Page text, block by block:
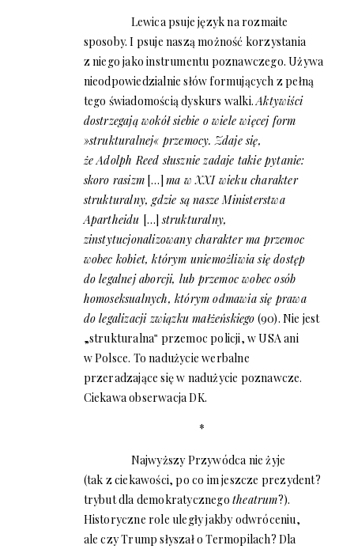
Lewica psuje język na rozmaite
sposoby. I psuje naszą możność korzystania
z niego jako instrumentu poznawczego. Używa
nieodpowiedzialnie słów formujących z pełną
tego świadomością dyskurs walki.Aktywiści
dostrzegają wokół siebie o wiele więcej form
»strukturalnej« przemocy. Zdaje się,
że Adolph Reed słusznie zadaje takie pytanie:
skoro rasizm […]ma w XXI wieku charakter
strukturalny, gdzie są nasze Ministerstwa
Apartheidu […]strukturalny,
zinstytucjonalizowany charakter ma przemoc
wobec kobiet, którym uniemożliwia się dostęp
do legalnej aborcji, lub przemoc wobec osób
homoseksualnych, którym odmawia się prawa
do legalizacji związku małżeńskiego (90). Nie jest
„strukturalna‟ przemoc policji, w USA ani
w Polsce. To nadużycie werbalne
przeradzające się w nadużycie poznawcze.
Ciekawa obserwacja DK.
*
Najwyższy Przywódca nie żyje
(tak z ciekawości, po co im jeszcze prezydent?
trybut dla demokratycznego theatrum?).
Historyczne role uległy jakby odwróceniu,
ale czy Trump słyszał o Termopilach? Dla